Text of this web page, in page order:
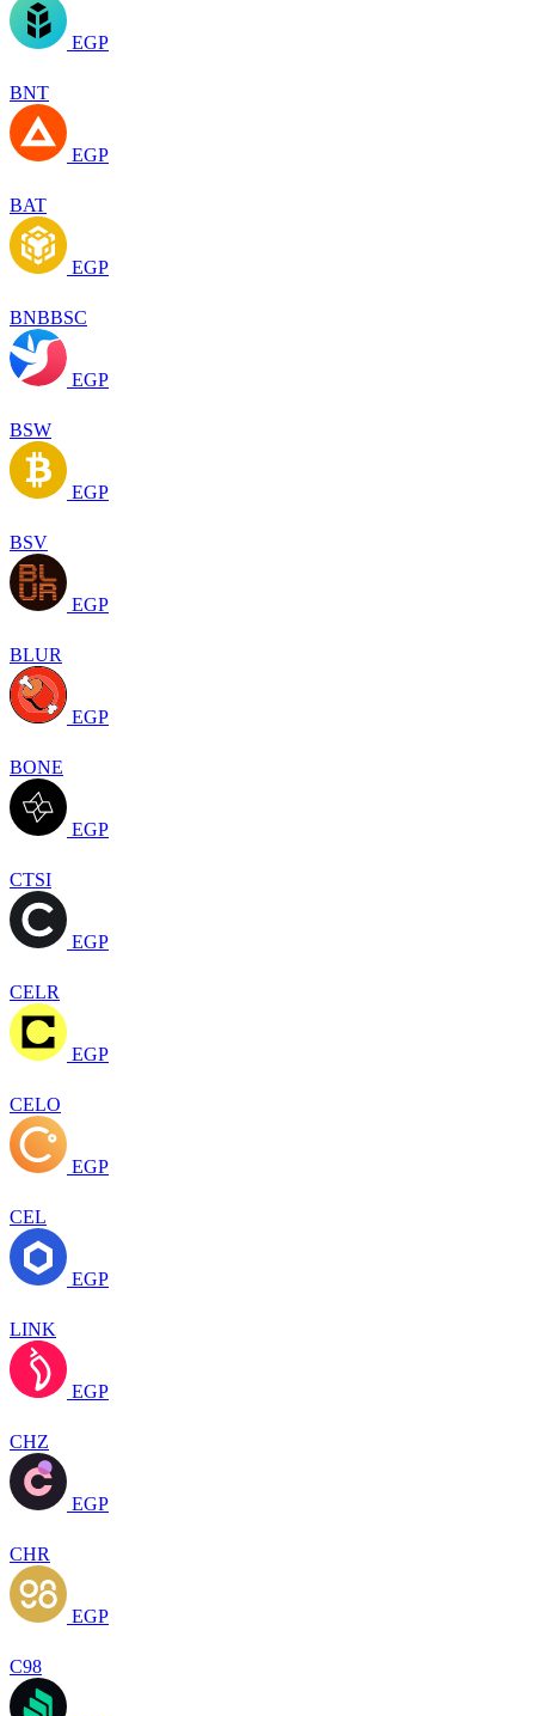
EGP
BNT
EGP
BAT
EGP
BNBBSC
EGP
BSW
EGP
BSV
EGP
BLUR
EGP
BONE
EGP
CTSI
EGP
CELR
EGP
CELO
EGP
CEL
EGP
LINK
EGP
CHZ
EGP
CHR
EGP
C98